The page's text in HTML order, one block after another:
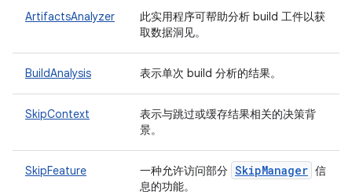
ArtifactsAnalyzer
此实用程序可帮助分析 build 工件以获
取数据洞见。
BuildAnalysis 表示单次 build 分析的结果。
SkipContext
表示与跳过或缓存结果相关的决策背
景。
SkipFeature 一种允许访问部分 SkipManager 信
息的功能。